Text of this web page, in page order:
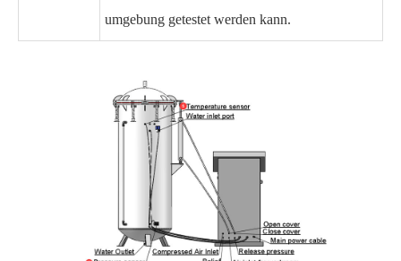
umgebung getestet werden kann.